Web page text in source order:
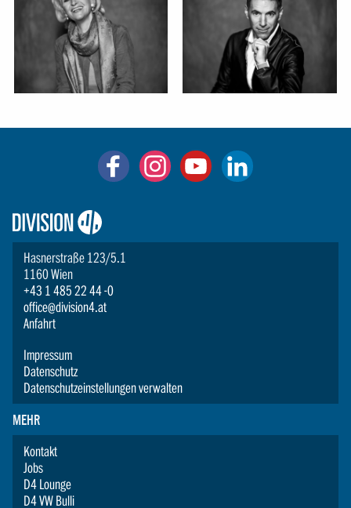
Logo:
Division4
Hasnerstraße 123/5.1
1160 Wien
+43 1 485 22 44 -0
office@division4.at
Anfahrt
Impressum
Datenschutz
Datenschutzeinstellungen verwalten
MEHR
Kontakt
Jobs
D4 Lounge
D4 VW Bulli